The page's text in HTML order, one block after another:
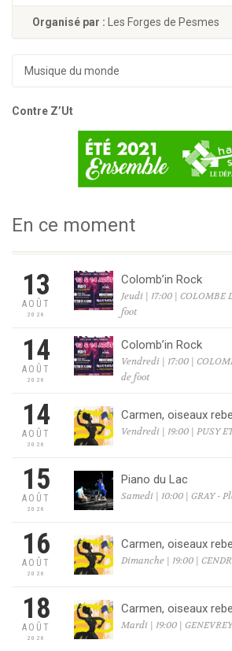
Organisé par : Les Forges de Pesmes
Musique du monde
Contre Z’Ut
En ce moment
13
AOÛT
2026
Colomb’in Rock
Jeudi | 17:00 | COLOMBE
foot
14
AOÛT
2026
Colomb’in Rock
Vendredi | 17:00 |
de foot
14
AOÛT
2026
Carmen, oiseaux
Vendredi | 19:00 | PUSY
15
AOÛT
2026
Piano du Lac
Samedi | 10:00 | GRAY -
16
AOÛT
2026
Carmen, oiseaux
Dimanche | 19:00 |
18
AOÛT
2026
Carmen, oiseaux
Mardi | 19:00 |